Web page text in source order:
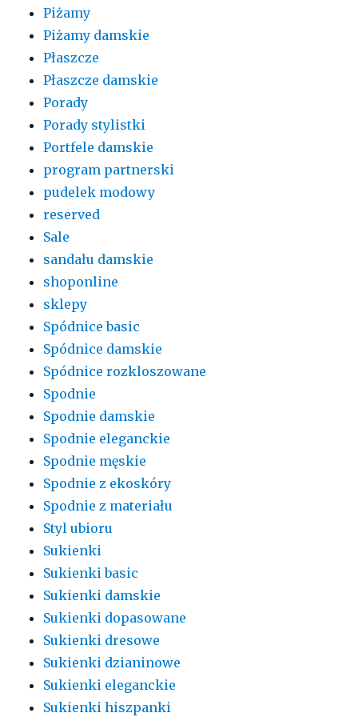
Piżamy
Piżamy damskie
Płaszcze
Płaszcze damskie
Porady
Porady stylistki
Portfele damskie
program partnerski
pudelek modowy
reserved
Sale
sandału damskie
shoponline
sklepy
Spódnice basic
Spódnice damskie
Spódnice rozkloszowane
Spodnie
Spodnie damskie
Spodnie eleganckie
Spodnie męskie
Spodnie z ekoskóry
Spodnie z materiału
Styl ubioru
Sukienki
Sukienki basic
Sukienki damskie
Sukienki dopasowane
Sukienki dresowe
Sukienki dzianinowe
Sukienki eleganckie
Sukienki hiszpanki